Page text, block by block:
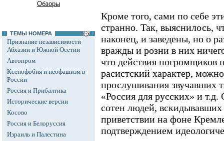
Обзоры
ТЕМЫ НОМЕРА
Признание независимости
Абхазии и Южной Осетии
Автопром
Ксенофобия и неофашизм в
России
Россия и Прибалтика
Исторические версии
Косово
Россия и Белоруссия
Израиль и Палестина
Кроме того, сами по себе
странно. Так, выяснилось,
наконец, и заведены, но о
вражды и розни в них
что действия
расистский характер,
прослушивания звучавших
«Россия для русских» и
сотен людей,
приветствии на фоне
подтверждением